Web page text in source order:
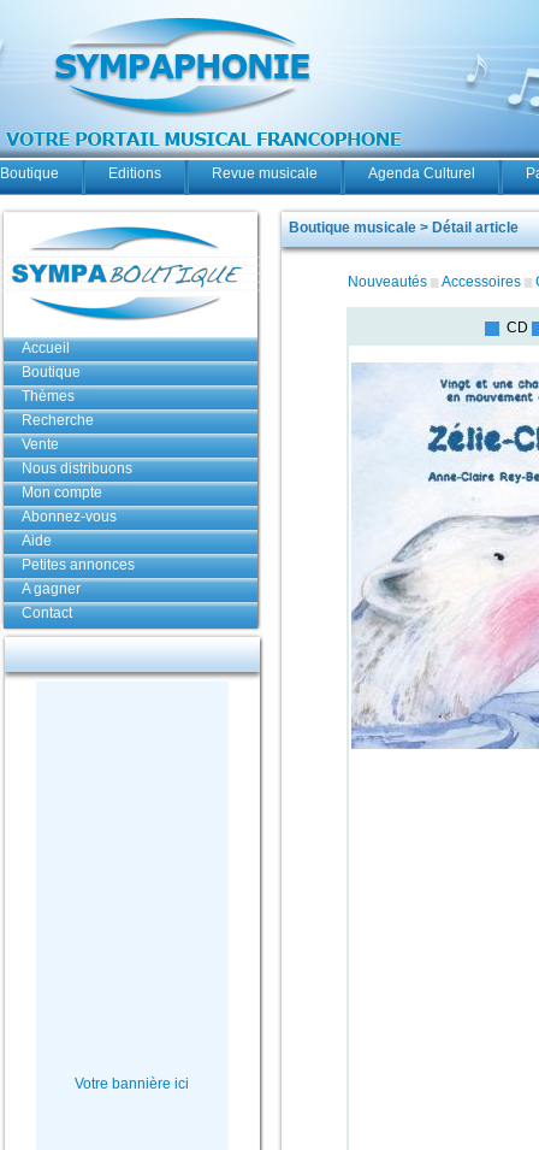
Boutique Editions Revue musicale Agenda Culturel
Accueil
Boutique
Thèmes
Recherche
Vente
Nous distribuons
Mon compte
Abonnez-vous
Aide
Petites annonces
A gagner
Contact
Votre bannière ici
Boutique musicale > Détail article
Nouveautés Accessoires
CD